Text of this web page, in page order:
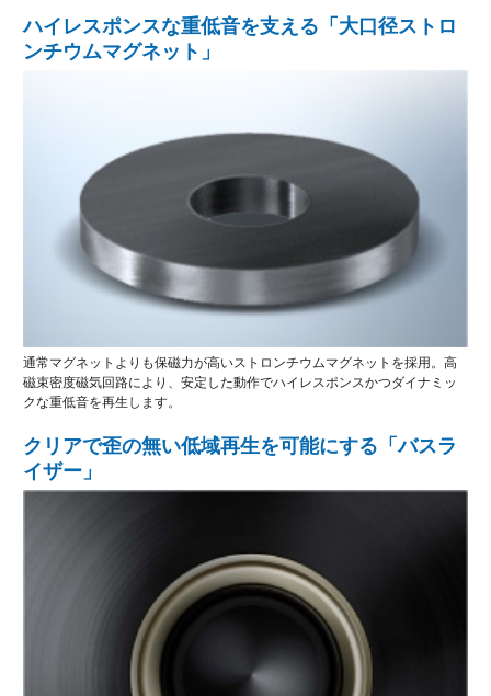
ハイレスポンスな重低音を支える「大口径ストロ
ンチウムマグネット」
通常マグネットよりも保磁力が高いストロンチウムマグネットを採用。高
磁束密度磁気回路により、安定した動作でハイレスポンスかつダイナミッ
クな重低音を再生します。
クリアで歪の無い低域再生を可能にする「バスラ
イザー」